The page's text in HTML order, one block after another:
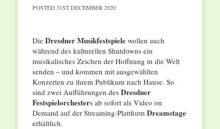
POSTED 31ST DECEMBER 2020
Die Dresdner Musikfestspielewollen auch
während des kulturellen Shutdowns ein
musikalisches Zeichen der Hoffnung in die Welt
senden – und kommen mit ausgewählten
Konzerten zu ihrem Publikum nach Hause. So
sind zwei Aufführungen des Dresdner
Festspielorchesters ab sofort als Video on
Demand auf der Streaming-Plattform Dreamstage
erhältlich.